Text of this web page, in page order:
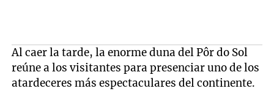
Al caer la tarde, la enorme duna del Pôr do Sol
reúne a los visitantes para presenciar uno de los
atardeceres más espectaculares del continente.